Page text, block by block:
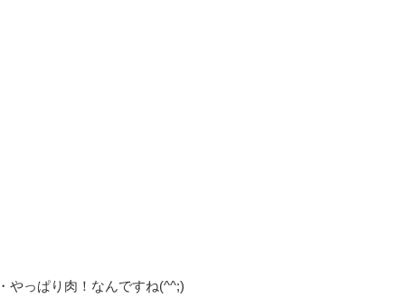
やっぱり肉！なんですね(^^;)